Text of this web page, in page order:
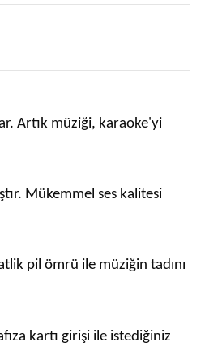
Artık müziği, karaoke'yi
Mükemmel ses kalitesi
pil ömrü ile müziğin tadını
kartı girişi ile istediğiniz